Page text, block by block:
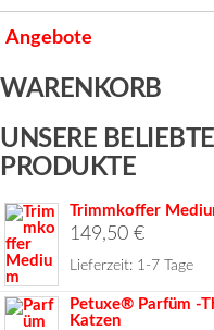
Angebote
WARENKORB
UNSERE
PRODUKTE
Trimmkoffer
149,50 €
Lieferzeit: 1-7 Tage
Petuxe® Parfüm -
Katzen